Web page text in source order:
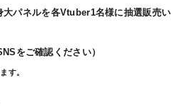
大パネルを各Vtuber1名様に抽選販売い
をご確認ください）
す。